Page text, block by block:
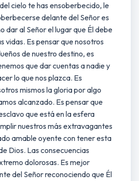
cielo te has ensoberbecido, le
delante del Señor es
dar al Señor el lugar que Él debe
vidas. Es pensar que nosotros
de nuestro destino, es
que dar cuentas a nadie y
lo que nos plazca. Es
mismos la gloria por algo
alcanzado. Es pensar que
que está en la esfera
nuestros más extravagantes
amable oyente con tener esta
Dios. Las consecuencias
dolorosas. Es mejor
del Señor reconociendo que Él